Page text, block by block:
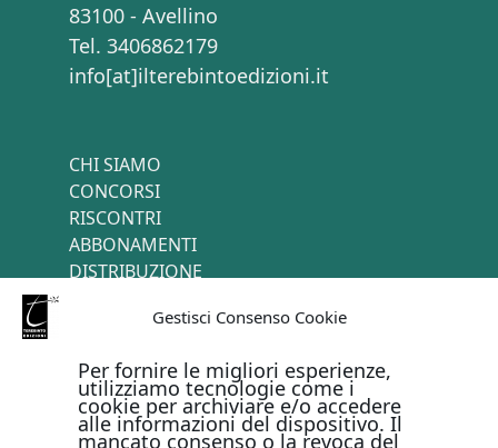
Gestisci Consenso Cookie
Per fornire le migliori esperienze,
utilizziamo tecnologie come i
cookie per archiviare e/o accedere
alle informazioni del dispositivo. Il
mancato consenso o la revoca del
83100 - Avellino
Tel. 3406862179
info[at]ilterebintoedizioni.it
CHI SIAMO
CONCORSI
RISCONTRI
ABBONAMENTI
DISTRIBUZIONE
PAGAMENTI ONLINE CON